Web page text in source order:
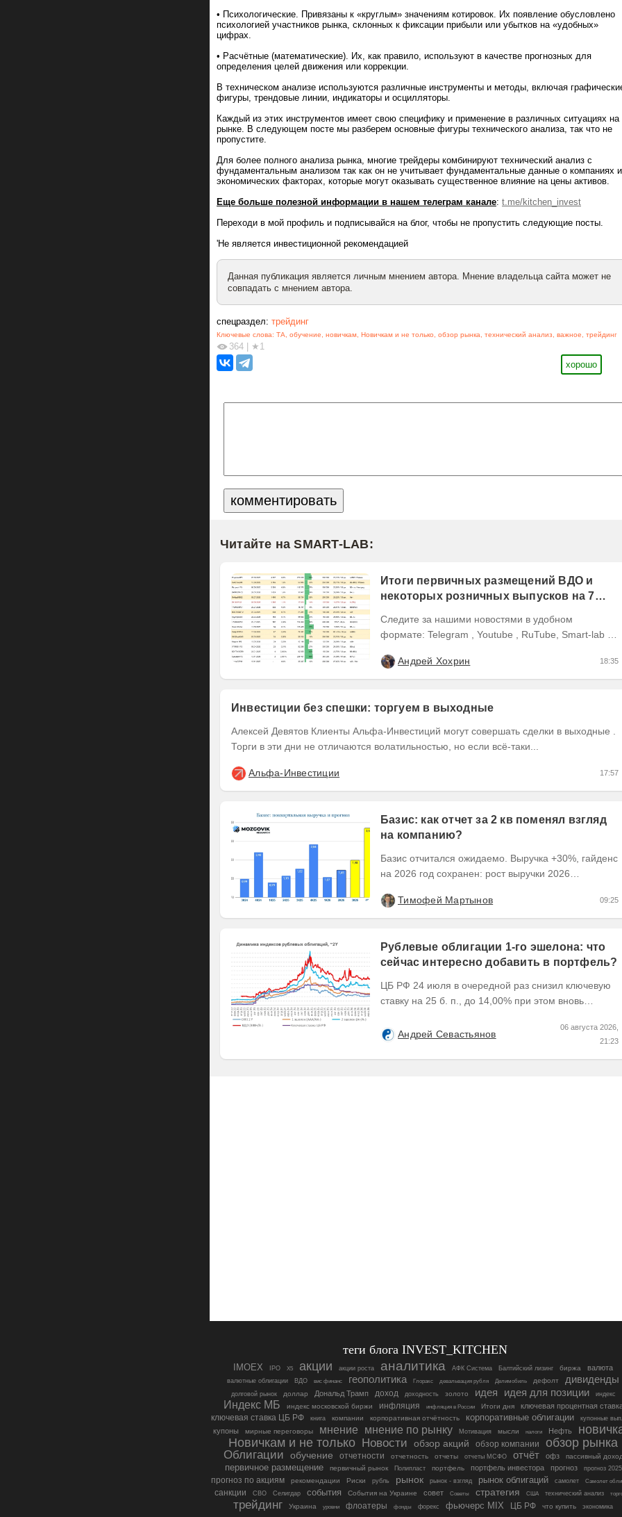
• Психологические. Привязаны к «круглым» значениям котировок. Их появление обусловлено
психологией участников рынка, склонных к фиксации прибыли или убытков на «удобных»
цифрах.
• Расчётные (математические). Их, как правило, используют в качестве прогнозных для
определения целей движения или коррекции.
В техническом анализе используются различные инструменты и методы, включая
фигуры, трендовые линии, индикаторы и осцилляторы.
Каждый из этих инструментов имеет свою специфику и применение в различных ситуациях на
рынке. В следующем посте мы разберем основные фигуры технического анализа, так что не
пропустите.
Для более полного анализа рынка, многие трейдеры комбинируют технический анализ с
фундаментальным анализом так как он не учитывает фундаментальные данные о компаниях и
экономических факторах, которые могут оказывать существенное влияние на цены активов.
Еще больше полезной информации в нашем телеграм канале: t.me/kitchen_invest
Переходи в мой профиль и подписывайся на блог, чтобы не пропустить следующие посты.
'Не является инвестиционной рекомендацией
Данная публикация является личным мнением автора. Мнение владельца сайта может не
совпадать с мнением автора.
спецраздел: трейдинг
Ключевые слова: ТА, обучение, новичкам, Новичкам и не только, обзор рынка, технический анализ, важное, трейдинг
364
★1
хорошо
Читайте на SMART-LAB:
Итоги первичных размещений ВДО и
некоторых розничных выпусков на 7
Следите за нашими новостями в удобном
формате: Telegram , Youtube , RuTube, Smart-lab ,
Андрей Хохрин
18:35
Инвестиции без спешки: торгуем в выходные
Алексей Девятов Клиенты Альфа-Инвестиций могут совершать сделки в выходные .
Торги в эти дни не отличаются волатильностью, но если всё-таки...
Альфа-Инвестиции 17:57
Базис: как отчет за 2 кв поменял взгляд
на компанию?
Базис отчитался ожидаемо. Выручка +30%, гайденс
на 2026 год сохранен: рост выручки 2026
OIBDA 60%....
Тимофей Мартынов 09:25
Рублевые облигации 1-го эшелона: что
сейчас интересно добавить в портфель?
ЦБ РФ 24 июля в очередной раз снизил ключевую
ставку на 25 б. п., до 14,00% при этом вновь
его...Андрей Севастьянов
06 августа 2026,
21:23
теги блога INVEST_KITCHEN
IMOEX IPO X5 акции акции роста аналитика АФК Система Балтийский лизинг биржа валюта
валютные облигации ВДО вис финанс геополитика Глоракс девальвация рубля Делимобиль дефолт дивиденды
долговой рынок доллар Дональд Трамп доход доходность золото идея идея для позиции индекс
Индекс МБ индекс московской биржи инфляция инфляция в России Итоги дня ключевая процентная
ключевая ставка ЦБ РФ книга компании корпоративная отчётность корпоративные облигации купонные
купоны мирные переговоры мнение мнение по рынку Мотивация мысли налоги Нефть
Новичкам и не только Новости обзор акций обзор компании обзор рынка
Облигации обучение отчетности отчетность отчеты отчеты МСФО отчёт офз пассивный
первичное размещение первичный рынок Полипласт портфель портфель инвестора прогноз прогноз 2025
прогноз по акциям рекомендации Риски рубль рынок рынок - взгляд рынок облигаций самолет Самолет
санкции СВО Селигдар события События на Украине совет Советы стратегия США технический анализ
трейдинг Украина уровни флоатеры фонды форекс фьючерс MIX ЦБ РФ что купить экономика